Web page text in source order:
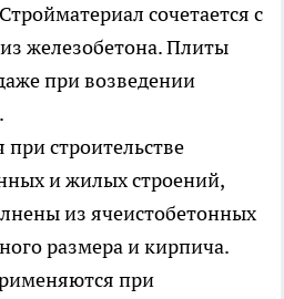
сочетается с
железобетона. Плиты
при возведении
строительстве
и жилых строений,
из ячеистобетонных
размера и кирпича.
при